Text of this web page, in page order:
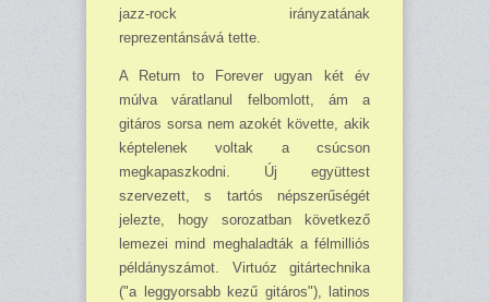
jazz-rock irányzatának
reprezentánsává tette.
A Return to Forever ugyan két év
múlva váratlanul felbomlott, ám a
gitáros sorsa nem azokét követte, akik
képtelenek voltak a csúcson
megkapaszkodni. Új együttest
szervezett, s tartós népszerűségét
jelezte, hogy sorozatban következő
lemezei mind meghaladták a félmil­liós
példányszámot. Virtuóz gitártechnika
("a leggyorsabb kezű gitáros"), latinos